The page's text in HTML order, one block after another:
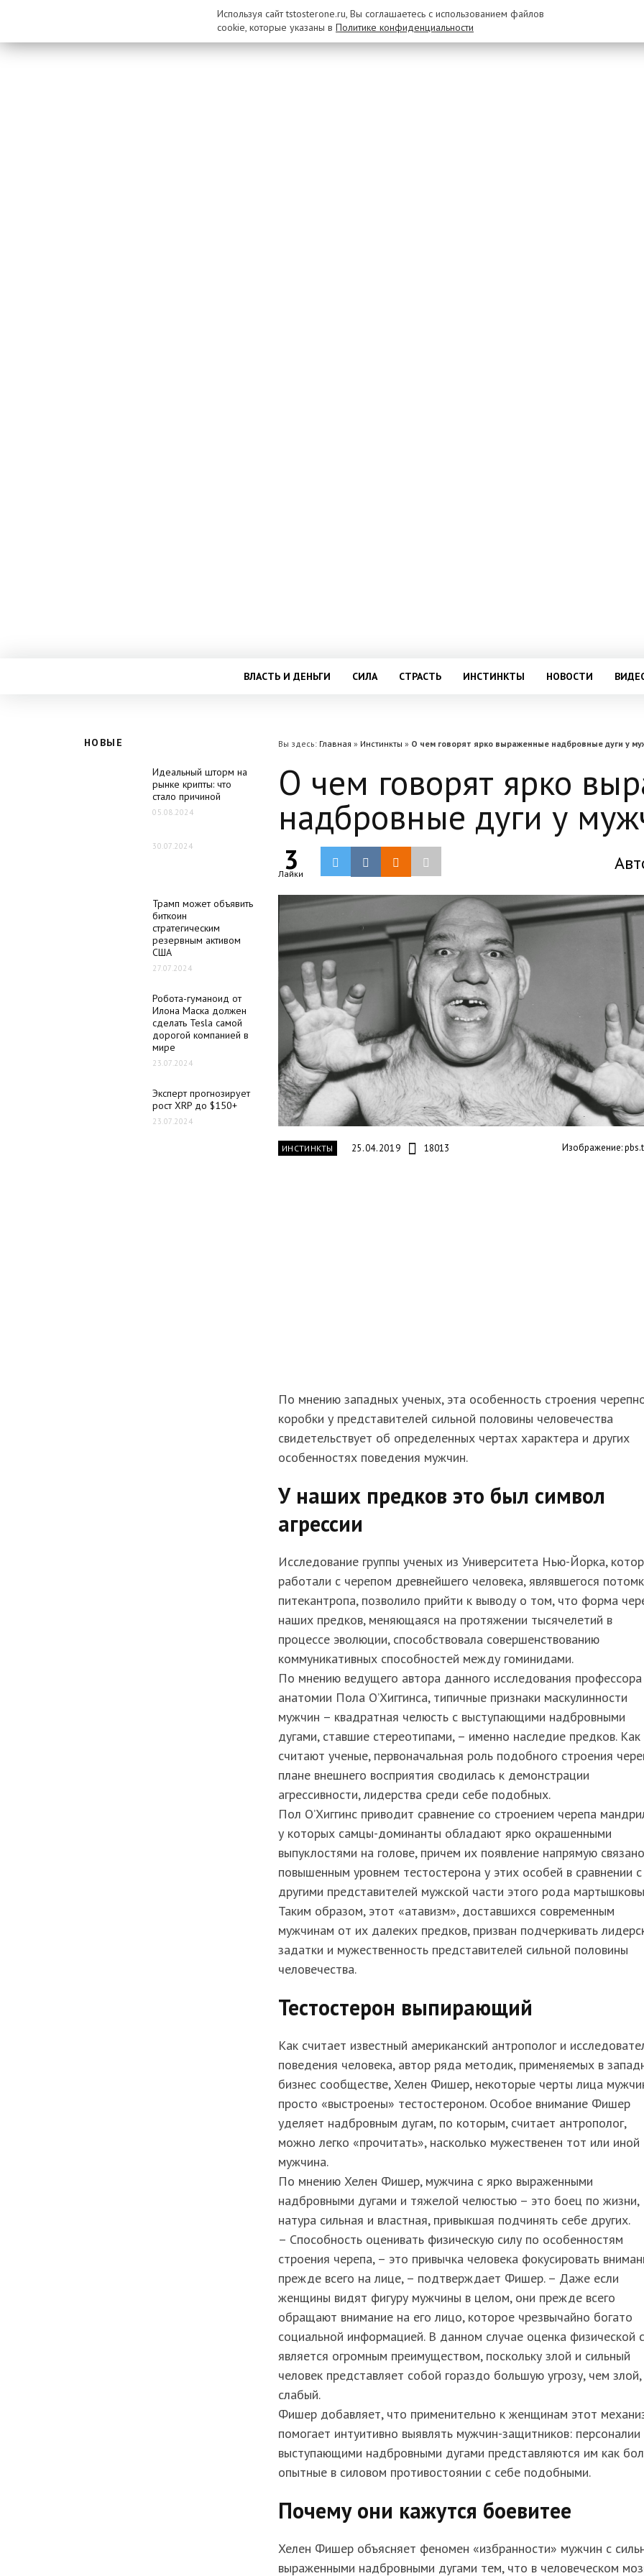
ВЛАСТЬ И ДЕНЬГИ СИЛА СТРАСТЬ ИНСТИНКТЫ НОВОСТИ
НОВЫЕ
Идеальный шторм на
рынке крипты: что
стало причиной
05.08.2024
30.07.2024
Трамп может объявить
биткоин
стратегическим
резервным активом
США
27.07.2024
Робота-гуманоид от
Илона Маска должен
сделать Tesla самой
дорогой компанией в
мире
23.07.2024
Эксперт прогнозирует
рост XRP до $150+
23.07.2024
Вы здесь: Главная » Инстинкты » О чем говорят ярко выраженные надбровные дуги у
О чем говорят ярко
надбровные дуги у
3
Лайки
ИНСТИНКТЫ 25.04.2019 18013 Изображение:
По мнению западных ученых, эта особенность строения
коробки у представителей сильной половины человечества
свидетельствует об определенных чертах характера и других
особенностях поведения мужчин.
У наших предков это был символ
агрессии
Исследование группы ученых из Университета Нью-Йорка,
работали с черепом древнейшего человека, являвшегося
питекантропа, позволило прийти к выводу о том, что форма
наших предков, меняющаяся на протяжении тысячелетий в
процессе эволюции, способствовала совершенствованию
коммуникативных способностей между гоминидами.
По мнению ведущего автора данного исследования профессора
анатомии Пола О’Хиггинса, типичные признаки маскулинности
мужчин – квадратная челюсть с выступающими надбровными
дугами, ставшие стереотипами, – именно наследие предков. Как
считают ученые, первоначальная роль подобного строения
плане внешнего восприятия сводилась к демонстрации
агрессивности, лидерства среди себе подобных.
Пол О’Хиггинс приводит сравнение со строением черепа
у которых самцы-доминанты обладают ярко окрашенными
выпуклостями на голове, причем их появление напрямую
повышенным уровнем тестостерона у этих особей в сравнении с
другими представителей мужской части этого рода
Таким образом, этот «атавизм», доставшихся современным
мужчинам от их далеких предков, призван подчеркивать
задатки и мужественность представителей сильной половины
человечества.
Тестостерон выпирающий
Как считает известный американский антрополог и
поведения человека, автор ряда методик, применяемых в
бизнес сообществе, Хелен Фишер, некоторые черты лица
просто «выстроены» тестостероном. Особое внимание Фишер
уделяет надбровным дугам, по которым, считает антрополог,
можно легко «прочитать», насколько мужественен тот или иной
мужчина.
По мнению Хелен Фишер, мужчина с ярко выраженными
надбровными дугами и тяжелой челюстью – это боец по жизни,
натура сильная и властная, привыкшая подчинять себе других.
– Способность оценивать физическую силу по особенностям
строения черепа, – это привычка человека фокусировать
прежде всего на лице, – подтверждает Фишер. – Даже если
женщины видят фигуру мужчины в целом, они прежде всего
обращают внимание на его лицо, которое чрезвычайно богато
социальной информацией. В данном случае оценка физической
является огромным преимуществом, поскольку злой и сильный
человек представляет собой гораздо большую угрозу, чем
слабый.
Фишер добавляет, что применительно к женщинам этот
помогает интуитивно выявлять мужчин-защитников: персоналии
выступающими надбровными дугами представляются им как
опытные в силовом противостоянии с себе подобными.
Почему они кажутся боевитее
Хелен Фишер объясняет феномен «избранности» мужчин с
выраженными надбровными дугами тем, что в человеческом
Используя сайт tstosterone.ru, Вы соглашаетесь с использованием файлов
cookie, которые указаны в Политике конфиденциальности